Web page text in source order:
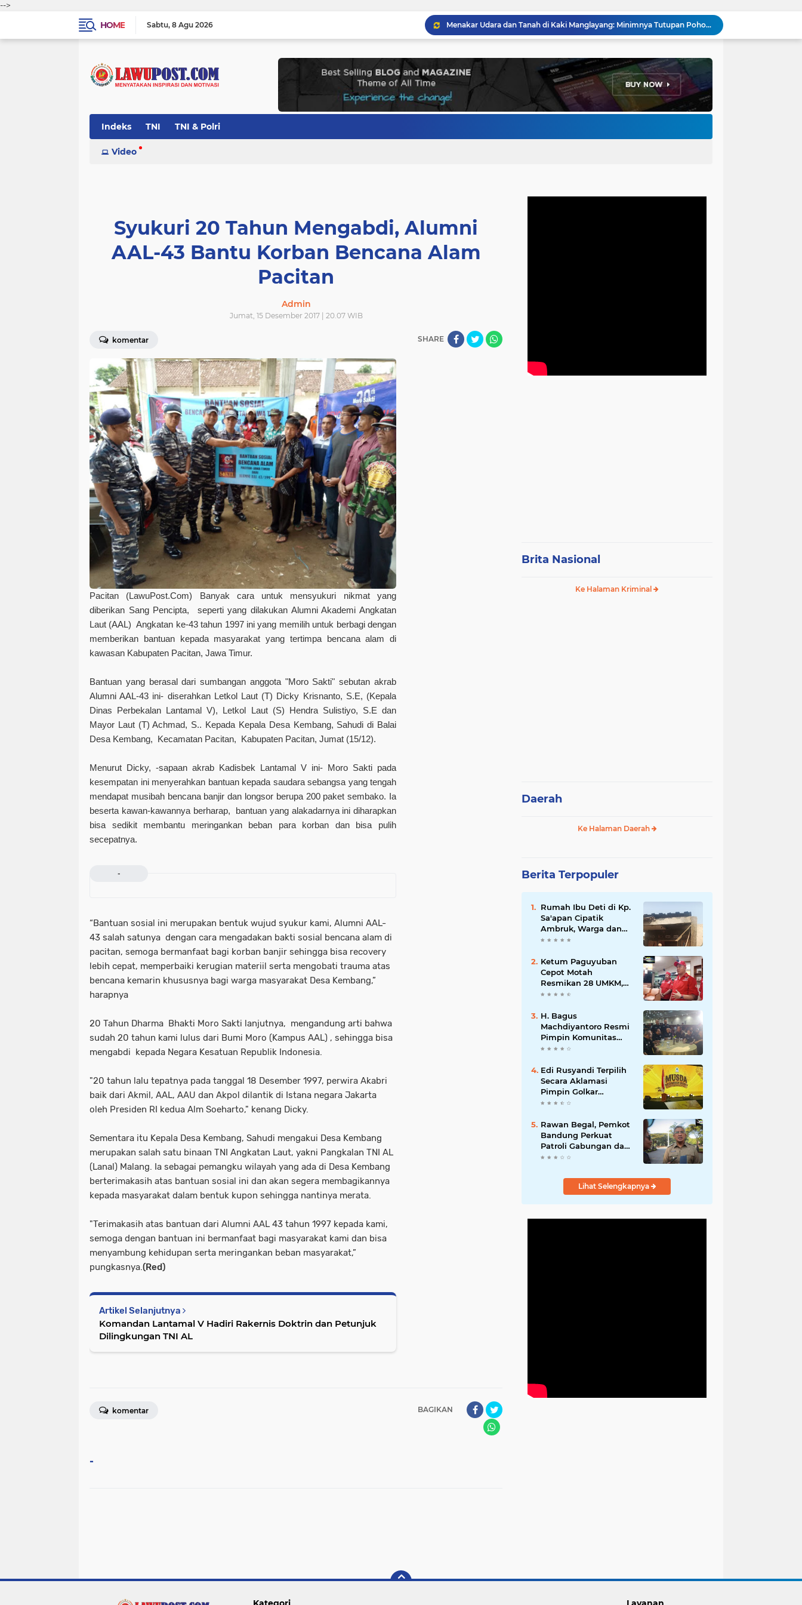
-->
HOME
Sabtu 8 Agu 2026
Menakar Udara dan Tanah di Kaki Manglayang: Minimnya Tutupan Pohon di Blok Padaemut-Cigupakan Tingkatkan Risiko Klimatologi dan Ekologi
Anggota DPRD Kota Bandung Soroti Jalan Gelap, Desak Pemkot Prioritaskan Pembenahan PJU
Edi Rusyandi Terpilih Secara Aklamasi Pimpin Golkar Bandung Barat, Tonggak Baru Kepemimpinan Harmonis "Turun Ranjang"
Program Gaslah Kota Bandung Raih Apresiasi Pemerintah Pusat, Pengolahan Sampah Capai 30 Persen
Penataan Kabel Udara FO di Cimahi Capai 15 KM, Target Kota Bebas Kabel Semrawut
Indeks TNI TNI & Polri
Video
Syukuri 20 Tahun Mengabdi, Alumni
AAL-43 Bantu Korban Bencana Alam
Pacitan
Admin
Jumat, 15 Desember 2017 | 20.07 WIB
komentar SHARE
Pacitan (LawuPost.Com) Banyak cara untuk mensyukuri nikmat yang
diberikan Sang Pencipta, seperti yang dilakukan Alumni Akademi Angkatan
Laut (AAL) Angkatan ke-43 tahun 1997 ini yang memilih untuk berbagi dengan
memberikan bantuan kepada masyarakat yang tertimpa bencana alam di
kawasan Kabupaten Pacitan, Jawa Timur.
Bantuan yang berasal dari sumbangan anggota "Moro Sakti" sebutan akrab
Alumni AAL-43 ini- diserahkan Letkol Laut (T) Dicky Krisnanto, S.E, (Kepala
Dinas Perbekalan Lantamal V), Letkol Laut (S) Hendra Sulistiyo, S.E dan
Mayor Laut (T) Achmad, S.. Kepada Kepala Desa Kembang, Sahudi di Balai
Desa Kembang, Kecamatan Pacitan, Kabupaten Pacitan, Jumat (15/12).
Menurut Dicky, -sapaan akrab Kadisbek Lantamal V ini- Moro Sakti pada
kesempatan ini menyerahkan bantuan kepada saudara sebangsa yang tengah
mendapat musibah bencana banjir dan longsor berupa 200 paket sembako. Ia
beserta kawan-kawannya berharap, bantuan yang alakadarnya ini diharapkan
bisa sedikit membantu meringankan beban para korban dan bisa pulih
secepatnya.
-
“Bantuan sosial ini merupakan bentuk wujud syukur kami, Alumni AAL-
43 salah satunya dengan cara mengadakan bakti sosial bencana alam di
pacitan, semoga bermanfaat bagi korban banjir sehingga bisa recovery
lebih cepat, memperbaiki kerugian materiil serta mengobati trauma atas
bencana kemarin khususnya bagi warga masyarakat Desa Kembang,”
harapnya
20 Tahun Dharma Bhakti Moro Sakti lanjutnya, mengandung arti bahwa
sudah 20 tahun kami lulus dari Bumi Moro (Kampus AAL) , sehingga bisa
mengabdi kepada Negara Kesatuan Republik Indonesia.
"20 tahun lalu tepatnya pada tanggal 18 Desember 1997, perwira Akabri
baik dari Akmil, AAL, AAU dan Akpol dilantik di Istana negara Jakarta
oleh Presiden RI kedua Alm Soeharto," kenang Dicky.
Sementara itu Kepala Desa Kembang, Sahudi mengakui Desa Kembang
merupakan salah satu binaan TNI Angkatan Laut, yakni Pangkalan TNI AL
(Lanal) Malang. Ia sebagai pemangku wilayah yang ada di Desa Kembang
berterimakasih atas bantuan sosial ini dan akan segera membagikannya
kepada masyarakat dalam bentuk kupon sehingga nantinya merata.
"Terimakasih atas bantuan dari Alumni AAL 43 tahun 1997 kepada kami,
semoga dengan bantuan ini bermanfaat bagi masyarakat kami dan bisa
menyambung kehidupan serta meringankan beban masyarakat,”
pungkasnya. (Red)
Artikel Selanjutnya
Komandan Lantamal V Hadiri Rakernis Doktrin dan Petunjuk
Dilingkungan TNI AL
BAGIKAN
komentar
-
Brita Nasional
Ke Halaman Kriminal
Daerah
Ke Halaman Daerah
Berita Terpopuler
Rumah Ibu Deti di Kp.
Sa'apan Cipatik
Ambruk, Warga dan
Pemdes Sigap Bantu
Ketum Paguyuban
Cepot Motah
Resmikan 28 UMKM,
Siap Gelar Festival
Jalan Braga
H. Bagus
Machdiyantoro Resmi
Pimpin Komunitas
BBC Periode 2026–
Solidaritas dan
Hadirkan Program
Nyata untuk
Masyarakat
Edi Rusyandi Terpilih
Secara Aklamasi
Pimpin Golkar
Bandung Barat,
Kepemimpinan
Harmonis "Turun
Ranjang"
Rawan Begal, Pemkot
Bandung Perkuat
Patroli Gabungan dan
Pengawasan Digital
Lihat Selengkapnya